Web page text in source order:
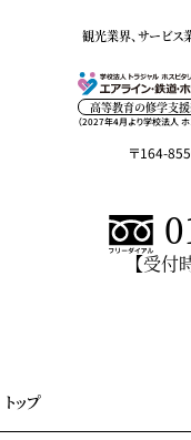
観光業界、サービ
高等教育の修学支援
（2027年4月より学校法人 ホ
〒164-
【受付
トップ